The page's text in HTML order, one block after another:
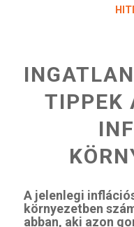
TIPPEK
A jelenlegi
környezetben
abban, aki azon